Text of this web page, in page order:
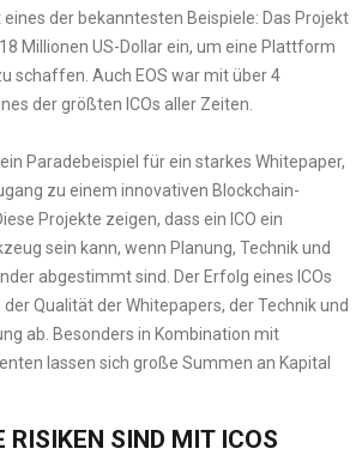
der bekanntesten Beispiele: Das Projekt
Millionen US-Dollar ein, um eine Plattform
schaffen. Auch EOS war mit über 4
der größten ICOs aller Zeiten.
Paradebeispiel für ein starkes Whitepaper,
zu einem innovativen Blockchain-
Projekte zeigen, dass ein ICO ein
sein kann, wenn Planung, Technik und
abgestimmt sind. Der Erfolg eines ICOs
Qualität der Whitepapers, der Technik und
ab. Besonders in Kombination mit
lassen sich große Summen an Kapital
RISIKEN SIND MIT ICOS